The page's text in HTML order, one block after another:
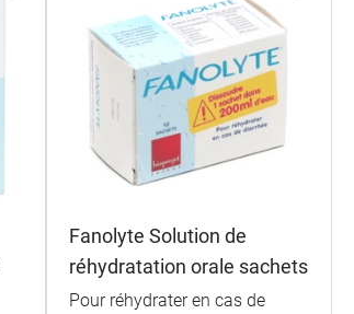
Fanolyte Solution de
réhydratation orale sachets
Pour réhydrater en cas de